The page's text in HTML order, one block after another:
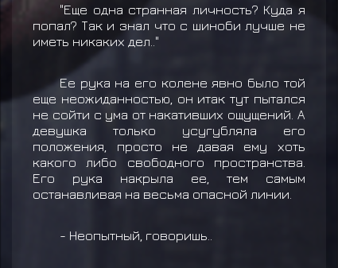
"Еще одна странная личность? Куда я
попал? Так и знал что с шиноби лучше не
иметь никаких дел.."
Ее рука на его колене явно было той
еще неожиданностью, он итак тут пытался
не сойти с ума от накативших ощущений. А
девушка только усугубляла его
положения, просто не давая ему хоть
какого либо свободного пространства.
Его рука накрыла ее, тем самым
останавливая на весьма опасной линии.
- Неопытный, говоришь..